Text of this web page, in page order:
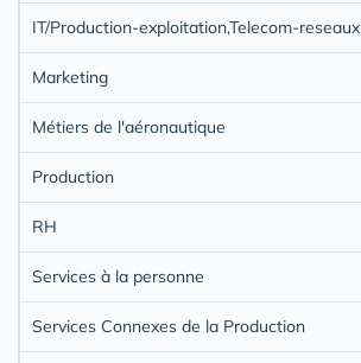
IT/Production-exploitation,Telecom-reseaux
Marketing
Métiers de l'aéronautique
Production
RH
Services à la personne
Services Connexes de la Production